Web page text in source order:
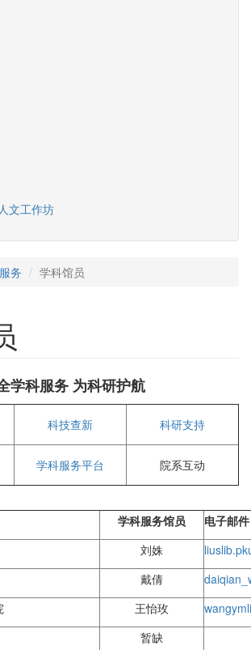
文工作坊
务 学科馆员
学科服务 为科研护航
科技查新 科研支持
学科服务平台 院系互动
学科服务馆员
电子邮件
刘姝 lius
戴倩
王怡玫 wangym
暂缺